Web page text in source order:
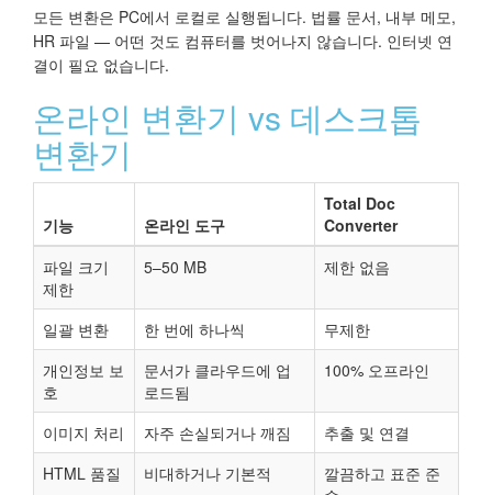
모든 변환은 PC에서 로컬로 실행됩니다. 법률 문서, 내부 메모,
HR 파일 — 어떤 것도 컴퓨터를 벗어나지 않습니다. 인터넷 연
결이 필요 없습니다.
온라인 변환기 vs 데스크톱
변환기
기능 온라인 도구
Total Doc
Converter
파일 크기
제한
5–50 MB 제한 없음
일괄 변환 한 번에 하나씩
무제한
개인정보 보
호
문서가 클라우드에 업
로드됨
100% 오프라인
이미지 처리 자주 손실되거나 깨짐
추출 및 연결
HTML 품질
비대하거나 기본적
깔끔하고 표준 준